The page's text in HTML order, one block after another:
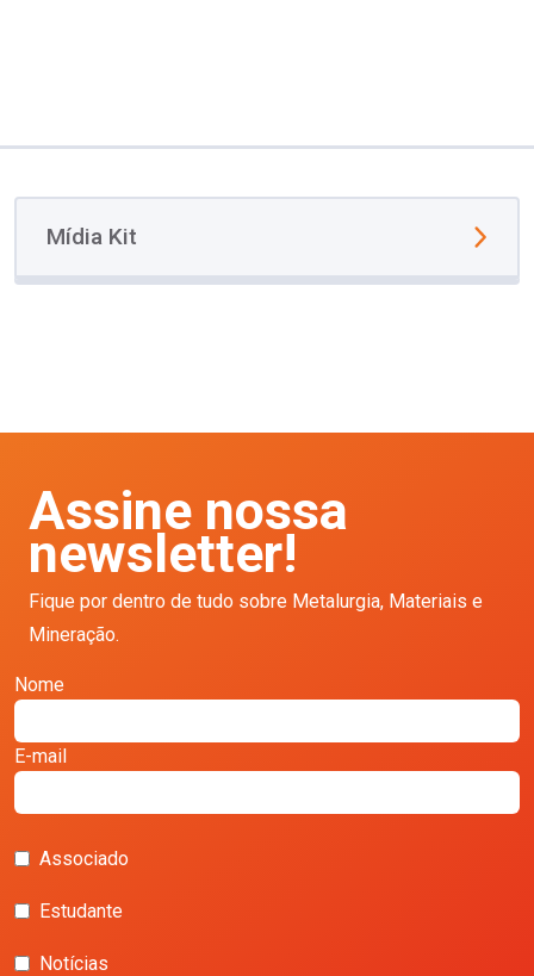
Mídia Kit
Assine nossa
newsletter!
Fique por dentro de tudo sobre Metalurgia, Materiais e
Mineração.
Nome
E-mail
Associado
Estudante
Notícias